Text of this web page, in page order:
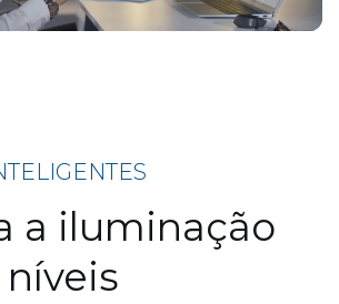
a iluminação
níveis